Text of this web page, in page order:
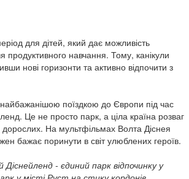
для дітей, який дає можливість
продуктивного навчання. Тому, канікули
нові горизонти та активно відпочити з
поїздкою до Європи під час
Це не просто парк, а ціла країна розваг
дорослих. На мультфільмах Волта Діснея
бажає поринути в світ улюблених героїв.
- єдиний парк відпочинку у